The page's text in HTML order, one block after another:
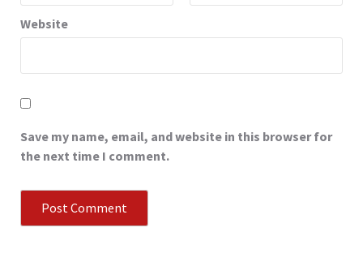
Website
Save my name, email, and website in this browser for
the next time I comment.